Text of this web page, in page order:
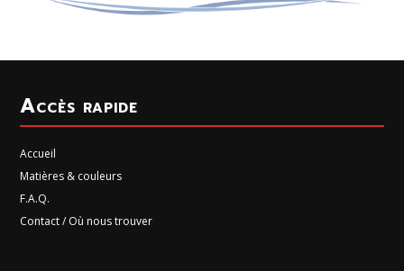
Accès rapide
Accueil
Matières & couleurs
F.A.Q.
Contact / Où nous trouver